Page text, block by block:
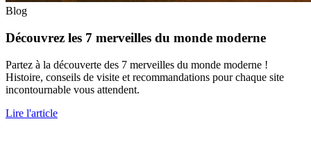
Blog
Découvrez les 7 merveilles du monde moderne
Partez à la découverte des 7 merveilles du monde moderne !
Histoire, conseils de visite et recommandations pour chaque site
incontournable vous attendent.
Lire l'article